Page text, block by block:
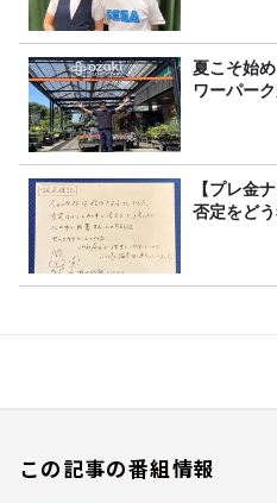
夏こそ始
ワーパー
【プレ金
否定をどう
この記事の番組情報